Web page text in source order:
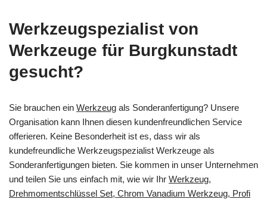
Werkzeugspezialist von
Werkzeuge für Burgkunstadt
gesucht?
Sie brauchen ein Werkzeug als Sonderanfertigung? Unsere
Organisation kann Ihnen diesen kundenfreundlichen Service
offerieren. Keine Besonderheit ist es, dass wir als
kundefreundliche Werkzeugspezialist Werkzeuge als
Sonderanfertigungen bieten. Sie kommen in unser Unternehmen
und teilen Sie uns einfach mit, wie wir Ihr Werkzeug,
Drehmomentschlüssel Set, Chrom Vanadium Werkzeug, Profi